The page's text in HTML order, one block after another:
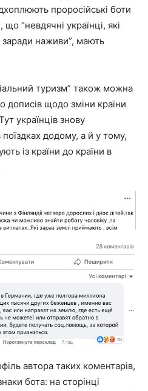
проросійські боти
“невдячні українці, які
наживи”, мають
туризм” також можна
дописів щодо зміни країни
українців знову
додому, а й у тому,
із країни до країни в
автора таких коментарів,
бота: на сторінці